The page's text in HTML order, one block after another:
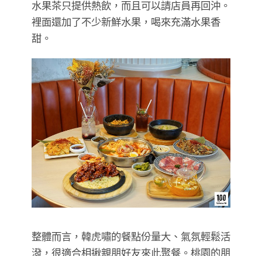
​​​​​​​水果茶只提供熱飲，而且可以請店員再回沖。
裡面還加了不少新鮮水果，喝來充滿水果香
甜。
整體而言，韓虎嘯的餐點份量大、氣氛輕鬆活
潑，很適合相揪親朋好友來此聚餐。桃園的朋